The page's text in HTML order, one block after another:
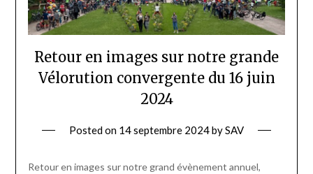
Retour en images sur notre grande
Vélorution convergente du 16 juin
2024
Posted on 14 septembre 2024bySAV
Retour en images sur notre grand évènement annuel,